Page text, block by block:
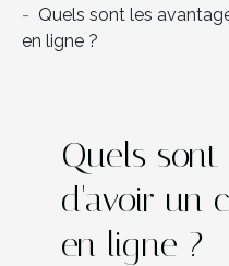
Quels sont les
en ligne ?
Quels sont
d'avoir un
en ligne ?